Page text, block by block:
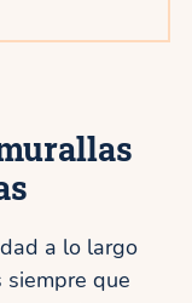
a lo largo
que